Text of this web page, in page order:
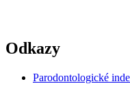
Odkazy
Parodontologické